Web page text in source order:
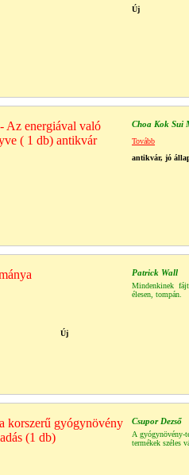
Új
Az energiával való
( 1 db) antikvár
Choa Kok Sui
Tovább
antikvár, jó
Patrick Wall
Mindenkinek
élesen, tompán.
Új
korszerű gyógynövény
(1 db)
Csupor Dezső
A gyógynövény-
termékek széles